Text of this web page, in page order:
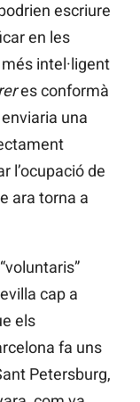
escriure
en les
intel·ligent
es conformà
enviaria una
l’ocupació de
ara torna a
cap a
els
fa uns
Petersburg,